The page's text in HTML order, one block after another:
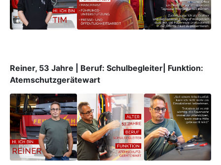
Reiner, 53 Jahre | Beruf: Schulbegleiter| Funktion:
Atemschutzgerätewart